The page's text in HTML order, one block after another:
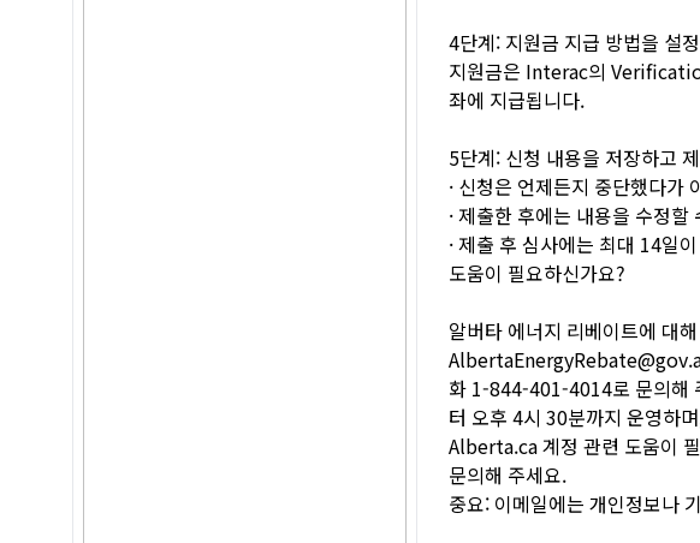
4단계: 지원금 지급 방법을 설
지원금은 Interac의
좌에 지급됩니다.
5단계: 신청 내용을 저장하고
· 신청은 언제든지 중단했다가
· 제출한 후에는 내용을 수정할
· 제출 후 심사에는 최대 14일
도움이 필요하신가요?
알버타 에너지 리베이트에 대
화 1-844-401-4014로 문의해
터 오후 4시 30분까지 운영하
Alberta.ca 계정 관련 도움이
문의해 주세요.
중요: 이메일에는 개인정보나